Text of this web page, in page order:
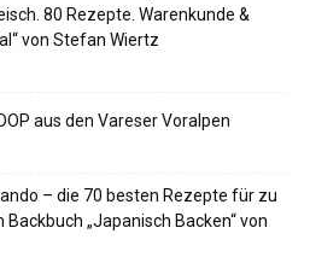
80 Rezepte. Warenkunde &
von Stefan Wiertz
aus den Vareser Voralpen
– die 70 besten Rezepte für zu
„Japanisch Backen“ von